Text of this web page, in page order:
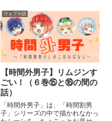
割男子」本編のネタバレが含まれ
る可能性があります。発売されて
いる物語をまだ読んでいない方
は、ご注意ください。今までのお
話は...
ウェブ小説
【時間外男子】リムジンす
ごい！（６巻⑮と⑯の間の
話）
「時間外男子」は、「時間割男
子」シリーズの中で描かれなかっ